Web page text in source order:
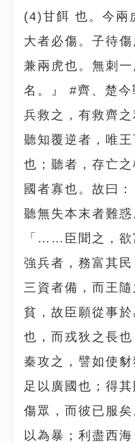
(4)甘餌 也。今兩
大者必傷。子待
兼兩虎也。無刺
名。』 #齊、楚今
兵救之，有救齊
聽知覆逆者，唯
也；聽者，存亡
國者寡也。故曰
聽無失本末者難
「……臣聞之，欲
強兵者，務富其民
三資者備，而王
貧，故臣願從事
也，而戎狄之長
秦攻之，譬如使豺
足以廣國也；得
傷眾，而彼已服
以為暴；利盡西